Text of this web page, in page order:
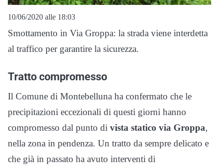
10/06/2020 alle 18:03
Smottamento in Via Groppa: la strada viene interdetta
al traffico per garantire la sicurezza.
Tratto compromesso
Il Comune di Montebelluna ha confermato che le
precipitazioni eccezionali di questi giorni hanno
compromesso dal punto di vista statico via Groppa,
nella zona in pendenza. Un tratto da sempre delicato e
che già in passato ha avuto interventi di